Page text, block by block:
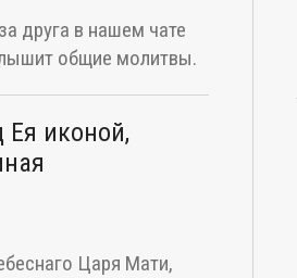
друга в нашем чате
общие молитвы.
иконой,
Царя Мати,